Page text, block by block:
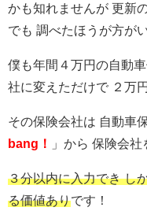
かも知れませんが 更新
でも 調べたほうが方が
僕も年間４万円の自動
社に変えただけで ２万
その保険会社は 自動車
bang！
」から 保険会
３分以内に入力でき し
る価値ありです！